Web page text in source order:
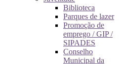
Biblioteca
Parques de lazer
Promoção de
emprego / GIP /
SIPADES
Conselho
Municipal da